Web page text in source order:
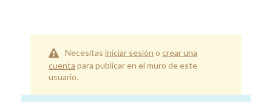
Necesitas iniciar sesión o crear una
cuenta para publicar en el muro de este
usuario.